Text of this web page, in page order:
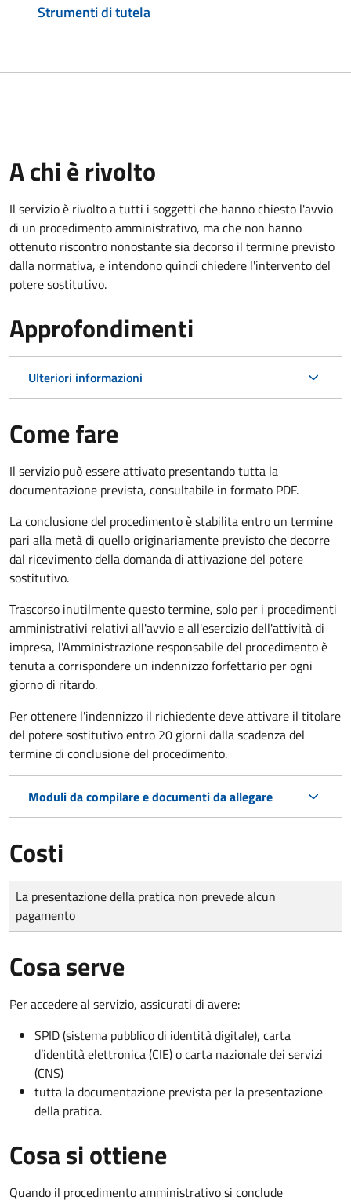
Strumenti di tutela
A chi è rivolto
Il servizio è rivolto a tutti i soggetti che hanno chiesto l'avvio
di un procedimento amministrativo, ma che non hanno
ottenuto riscontro nonostante sia decorso il termine previsto
dalla normativa, e intendono quindi chiedere l'intervento del
potere sostitutivo.
Approfondimenti
Ulteriori informazioni
Come fare
Il servizio può essere attivato presentando tutta la
documentazione prevista, consultabile in formato PDF.
La conclusione del procedimento è stabilita entro un termine
pari alla metà di quello originariamente previsto che decorre
dal ricevimento della domanda di attivazione del potere
sostitutivo.
Trascorso inutilmente questo termine, solo per i procedimenti
amministrativi relativi all'avvio e all'esercizio dell'attività di
impresa, l'Amministrazione responsabile del procedimento è
tenuta a corrispondere un indennizzo forfettario per ogni
giorno di ritardo.
Per ottenere l'indennizzo il richiedente deve attivare il titolare
del potere sostitutivo entro 20 giorni dalla scadenza del
termine di conclusione del procedimento.
Moduli da compilare e documenti da allegare
Costi
Tipo di pagamento
Importo
La presentazione della pratica non prevede alcun
pagamento
Cosa serve
Per accedere al servizio, assicurati di avere:
SPID (sistema pubblico di identità digitale), carta
d’identità elettronica (CIE) o carta nazionale dei servizi
(CNS)
tutta la documentazione prevista per la presentazione
della pratica.
Cosa si ottiene
Quando il procedimento amministrativo si conclude